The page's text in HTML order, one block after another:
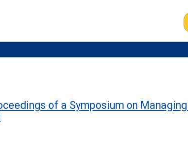
of a Symposium on